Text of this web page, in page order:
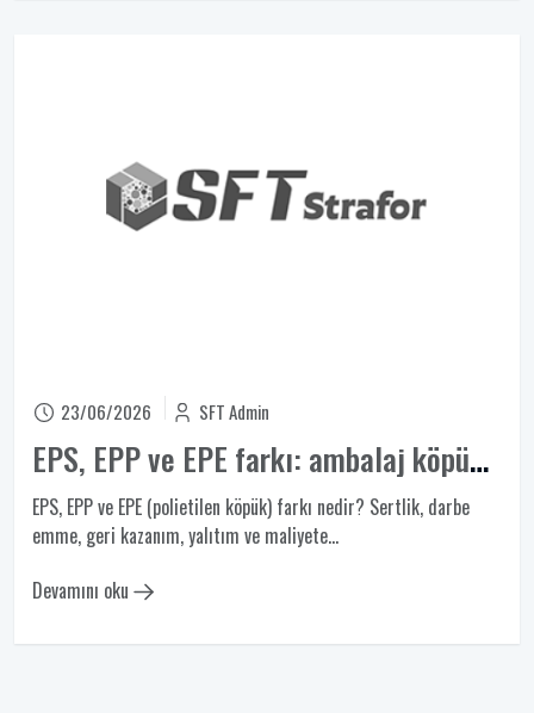
23/06/2026 SFT Admin
EPS, EPP ve EPE farkı: ambalaj köpüğü seçim rehberi
EPS, EPP ve EPE (polietilen köpük) farkı nedir? Sertlik, darbe
emme, geri kazanım, yalıtım ve maliyete...
Devamını oku